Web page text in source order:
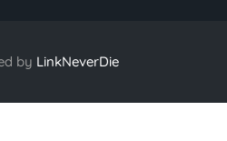
by LinkNeverDie